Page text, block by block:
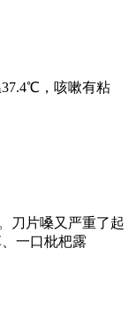
，咳嗽有粘
刀片嗓又严重了起
一口枇杷露